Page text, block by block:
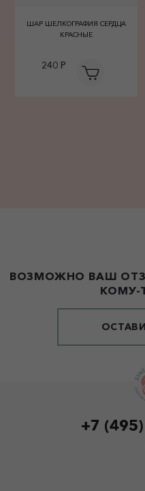
ШАР ШЕЛКОГРАФИЯ СЕРДЦА
КРАСНЫЕ
240 Р
ВОЗМОЖНО ВАШ
КОМУ-
+7